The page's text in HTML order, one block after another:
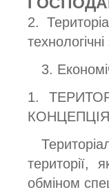
2.
3.
1.
території,
обміном